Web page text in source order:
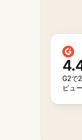
G2で
ビュー